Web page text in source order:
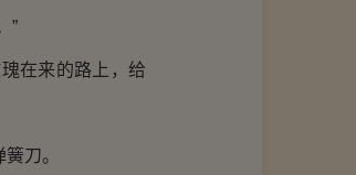
”
在来的路上，给
刀。